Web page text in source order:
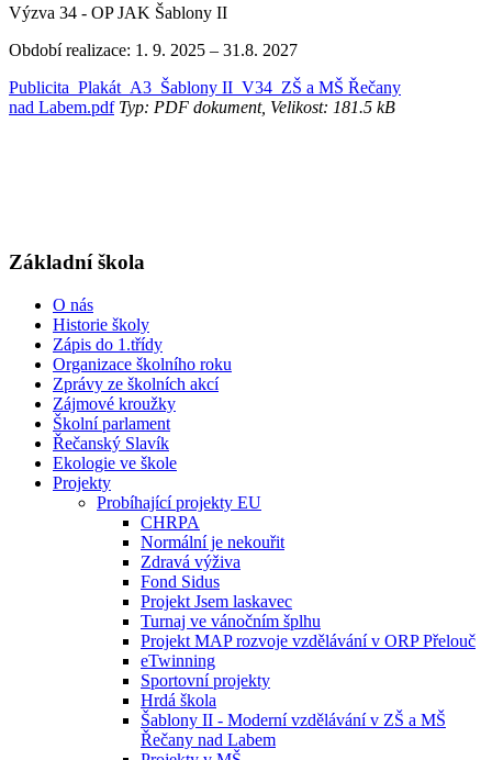
Výzva 34 - OP JAK Šablony II
Období realizace: 1. 9. 2025 – 31.8. 2027
Publicita_Plakát_A3_Šablony II_V34_ZŠ a MŠ Řečany
nad Labem.pdfTyp: PDF dokument, Velikost: 181.5 kB
Základní škola
O nás
Historie školy
Zápis do 1.třídy
Organizace školního roku
Zprávy ze školních akcí
Zájmové kroužky
Školní parlament
Řečanský Slavík
Ekologie ve škole
Projekty
Probíhající projekty EU
CHRPA
Normální je nekouřit
Zdravá výživa
Fond Sidus
Projekt Jsem laskavec
Turnaj ve vánočním šplhu
Projekt MAP rozvoje vzdělávání v ORP Přelouč
eTwinning
Sportovní projekty
Hrdá škola
Šablony II - Moderní vzdělávání v ZŠ a MŠ
Řečany nad Labem